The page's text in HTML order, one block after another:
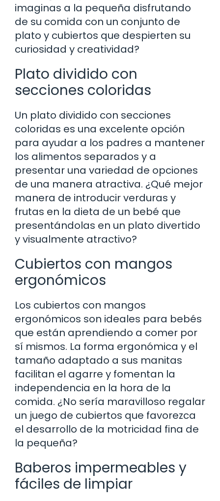
imaginas a la pequeña disfrutando
de su comida con un conjunto de
plato y cubiertos que despierten su
curiosidad y creatividad?
Plato dividido con
secciones coloridas
Un plato dividido con secciones
coloridas es una excelente opción
para ayudar a los padres a mantener
los alimentos separados y a
presentar una variedad de opciones
de una manera atractiva. ¿Qué mejor
manera de introducir verduras y
frutas en la dieta de un bebé que
presentándolas en un plato divertido
y visualmente atractivo?
Cubiertos con mangos
ergonómicos
Los cubiertos con mangos
ergonómicos son ideales para bebés
que están aprendiendo a comer por
sí mismos. La forma ergonómica y el
tamaño adaptado a sus manitas
facilitan el agarre y fomentan la
independencia en la hora de la
comida. ¿No sería maravilloso regalar
un juego de cubiertos que favorezca
el desarrollo de la motricidad fina de
la pequeña?
Baberos impermeables y
fáciles de limpiar